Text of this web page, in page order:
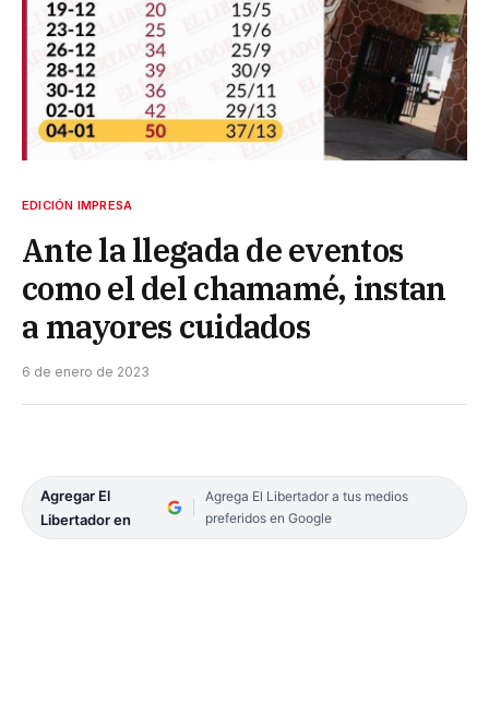
EDICIÓN IMPRESA
Ante la llegada de eventos
como el del chamamé, instan
a mayores cuidados
6 de enero de 2023
Agregar El
Libertador en
Agrega El Libertador a tus medios
preferidos en Google